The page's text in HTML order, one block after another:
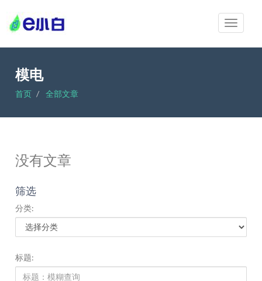
模电
首页 全部文章
没有文章
筛选
分类:
标题: